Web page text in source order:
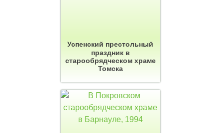
Успенский престольный
праздник в
старообрядческом храме
Томска